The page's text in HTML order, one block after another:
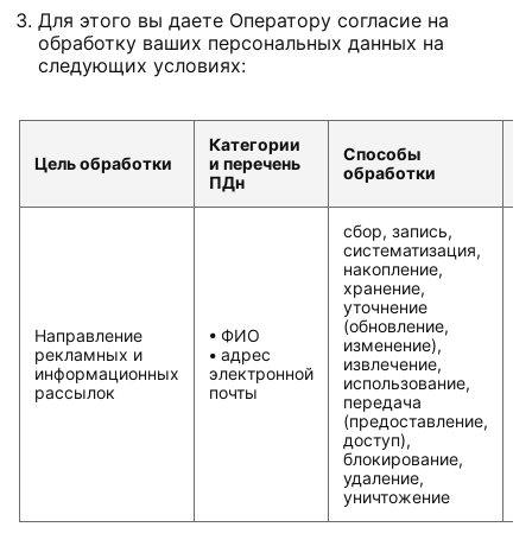
Для этого вы даете Оператору согласие на
обработку ваших персональных данных на
следующих условиях:
Цель обработки
Категории
и перечень
ПДн
Способы
обработки
Направление
рекламных и
информационных
рассылок
• ФИО
• адрес
электронной
почты
сбор, запись,
систематизация,
накопление,
хранение,
уточнение
(обновление,
изменение),
извлечение,
использование,
передача
(предоставление,
доступ),
блокирование,
удаление,
уничтожение